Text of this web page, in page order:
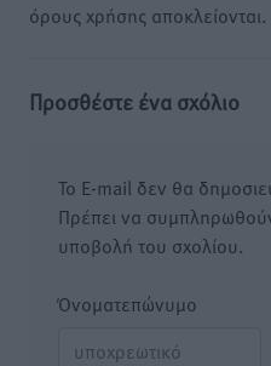
όρους χρήσης αποκλείονται.
Προσθέστε ένα σχόλιο
Το E-mail δεν θα
Πρέπει να
υποβολή του σχολίου.
Όνοματεπώνυμο